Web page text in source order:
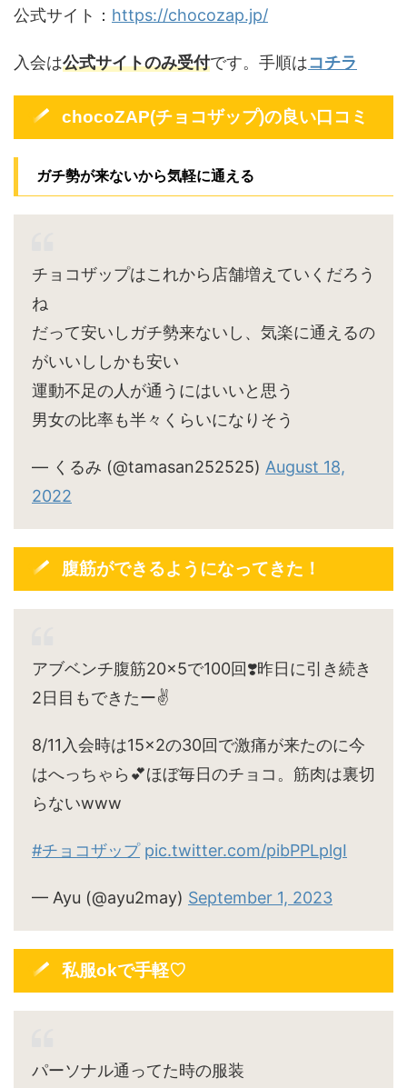
公式サイト： https://chocozap.jp/
入会は公式サイトのみ受付です。手順はコチラ
chocoZAP(チョコザップ)の良い口コミ
ガチ勢が来ないから気軽に通える
チョコザップはこれから店舗増えていくだろう
ね
だって安いしガチ勢来ないし、気楽に通えるの
がいいししかも安い
運動不足の人が通うにはいいと思う
男女の比率も半々くらいになりそう
— くるみ (@tamasan252525) August 18,
2022
腹筋ができるようになってきた！
アブベンチ腹筋20×5で100回❣️昨日に引き続き
2日目もできたー✌️
8/11入会時は15×2の30回で激痛が来たのに今
はへっちゃら💕ほぼ毎日のチョコ。筋肉は裏切
らないwww
#チョコザップ pic.twitter.com/pibPPLplgI
— Ayu (@ayu2may) September 1, 2023
私服okで手軽♡
パーソナル通ってた時の服装